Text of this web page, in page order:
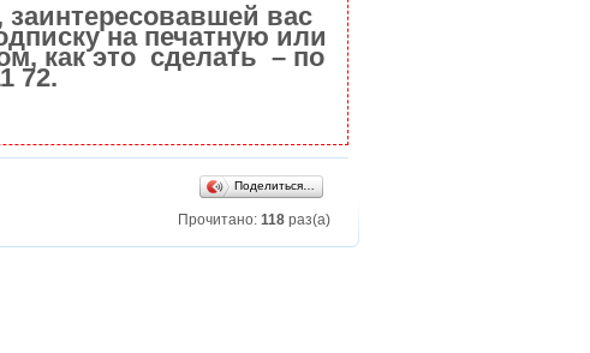
вас
на печатную или
как это сделать – по
72.
Поделиться…
Прочитано: 118 раз(а)